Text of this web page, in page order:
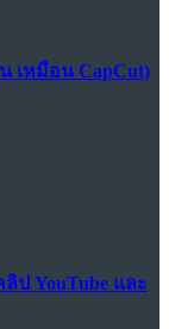
เหมือน CapCut)
ป YouTube และ